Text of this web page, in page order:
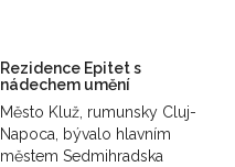
Rezidence Epitet s
nádechem umění
Město Kluž, rumunsky Cluj-
Napoca, bývalo hlavním
městem Sedmihradska